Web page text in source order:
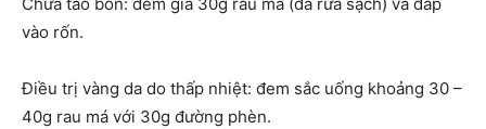
vào rốn.
Điều trị vàng da do thấp nhiệt: đem sắc uống khoảng 30 –
40g rau má với 30g đường phèn.